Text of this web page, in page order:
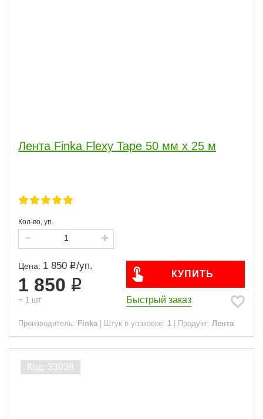
Лента Finka Flexy Tape 50 мм х 25 м
Кол-во, уп.
Цена: 1 850 /уп.
1 850
= 1 шт
КУПИТЬ
Быстрый заказ
Производитель: Finka Штук в упаковке: 1 Продукт: Лента